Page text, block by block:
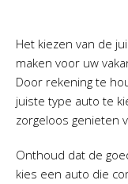
Het kiezen van de
maken voor uw
Door rekening te
juiste type auto te
zorgeloos genieten
Onthoud dat de
kies een auto die